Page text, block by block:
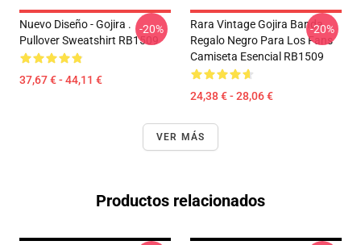
Nuevo Diseño - Gojira .
Pullover Sweatshirt RB1509
37,67 € - 44,11 €
-20%
Rara Vintage Gojira Banda
Regalo Negro Para Los Fans
Camiseta Esencial RB1509
24,38 € - 28,06 €
-20%
VER MÁS
Productos relacionados